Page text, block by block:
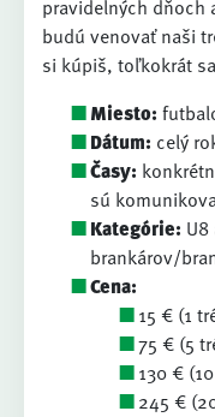
pravidelných dňoch
budú venovať naši
si kúpiš, toľkokrát
Miesto:
Dátum: celý
Časy:
sú
Kategórie:
brankárov/
Cena:
15 € (1
75 € (5
130 €
245 €